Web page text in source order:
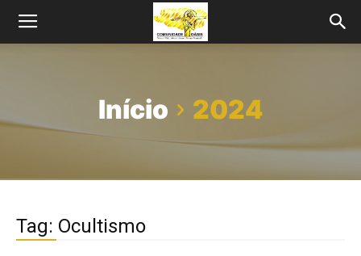
Início 2024
Tag: Ocultismo